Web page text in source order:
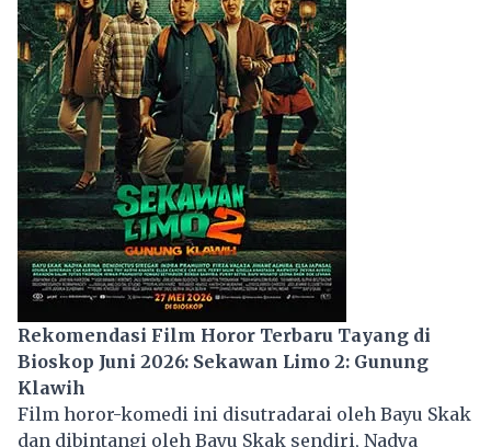
Rekomendasi Film Horor Terbaru Tayang di
Bioskop Juni 2026: Sekawan Limo 2: Gunung
Klawih
Film horor-komedi ini disutradarai oleh Bayu Skak
dan dibintangi oleh Bayu Skak sendiri, Nadya